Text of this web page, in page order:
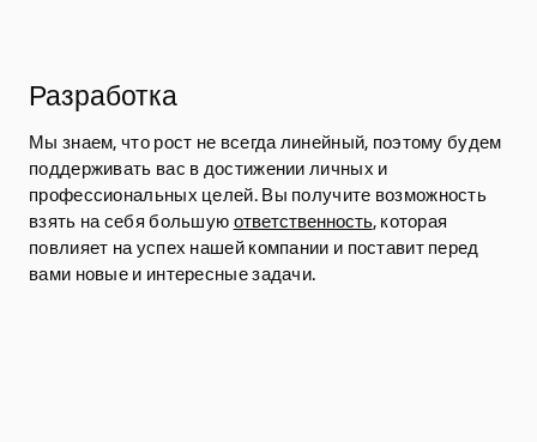
Разработка
Мы знаем, что рост не всегда линейный, поэтому будем
поддерживать вас в достижении личных и
профессиональных целей. Вы получите возможность
взять на себя большую ответственность, которая
повлияет на успех нашей компании и поставит перед
вами новые и интересные задачи.